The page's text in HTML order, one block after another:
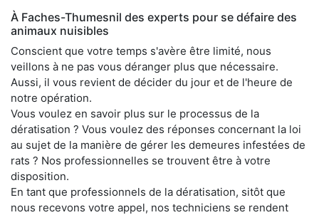
À Faches-Thumesnil des experts pour se défaire des
animaux nuisibles
Conscient que votre temps s'avère être limité, nous
veillons à ne pas vous déranger plus que nécessaire.
Aussi, il vous revient de décider du jour et de l'heure de
notre opération.
Vous voulez en savoir plus sur le processus de la
dératisation ? Vous voulez des réponses concernant la loi
au sujet de la manière de gérer les demeures infestées de
rats ? Nos professionnelles se trouvent être à votre
disposition.
En tant que professionnels de la dératisation, sitôt que
nous recevons votre appel, nos techniciens se rendent